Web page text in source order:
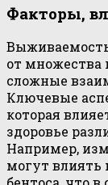
Факторы,
от множества
сложные
Ключевые
которая
здоровье
Например,
могут влиять